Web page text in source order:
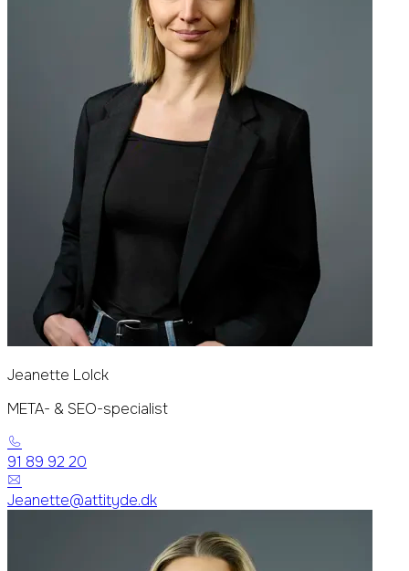
Jeanette Lolck
META- & SEO-specialist
91 89 92 20
Jeanette@attityde.dk